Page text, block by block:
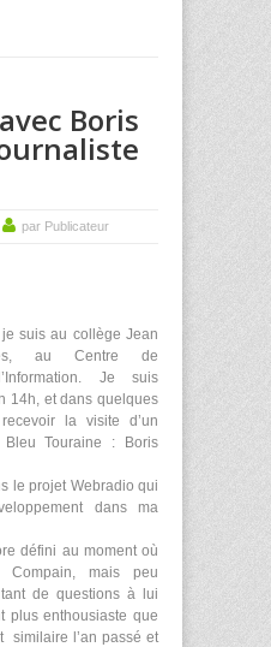
Boris
par Publicateur
suis au collège Jean
au Centre de
Je suis
14h, et dans quelques
la visite d’un
Touraine : Boris
le projet Webradio qui
dans ma
défini au moment où
Compain, mais peu
de questions à lui
plus enthousiaste que
similaire l’an passé et